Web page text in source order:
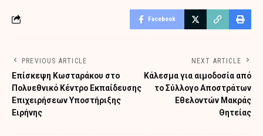
Facebook
PREVIOUS ARTICLE
Επίσκεψη Κωσταράκου στο
Πολυεθνικό Κέντρο Εκπαίδευσης
Επιχειρήσεων Υποστήριξης
Ειρήνης
NEXT ARTICLE
Κάλεσμα για αιμοδοσία από
το Σύλλογο Αποστράτων
Εθελοντών Μακράς
Θητείας